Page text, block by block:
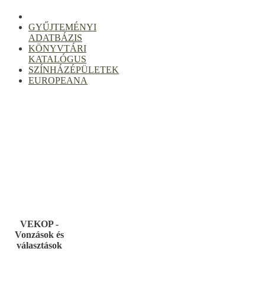
GYŰJTEMÉNYI
ADATBÁZIS
KÖNYVTÁRI
KATALÓGUS
SZÍNHÁZÉPÜLETEK
EUROPEANA
VEKOP -
Vonzások és
választások